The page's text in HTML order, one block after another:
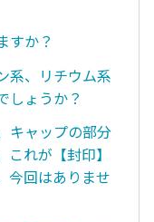
すか？
系、リチウム系
しょうか？
キャップの部分
れが【封印】
今回はありませ